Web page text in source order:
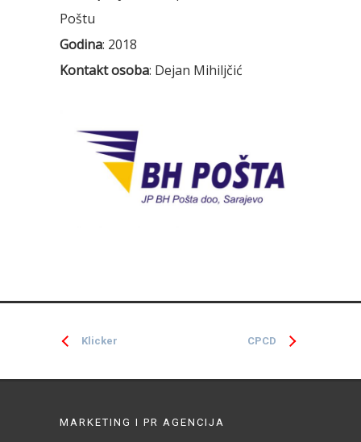
Poštu
Godina: 2018
Kontakt osoba: Dejan Mihiljčić
Klicker CPCD
MARKETING I PR AGENCIJA